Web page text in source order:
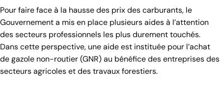
Pour faire face à la hausse des prix des carburants, le
Gouvernement a mis en place plusieurs aides à l’attention
des secteurs professionnels les plus durement touchés.
Dans cette perspective, une aide est instituée pour l’achat
de gazole non-routier (GNR) au bénéfice des entreprises des
secteurs agricoles et des travaux forestiers.